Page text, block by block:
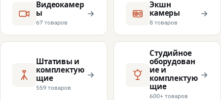
Видеокамер
ы
67 товаров
Экшн
камеры
8 товаров
Штативы и
комплектую
щие
559 товаров
Студийное
оборудован
ие и
комплектую
щие
600+ товаров